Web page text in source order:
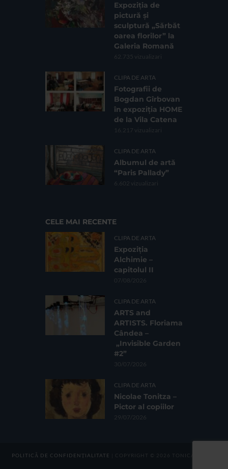
Expoziția de
pictură și
sculptură „Sărbăt
oarea florilor” la
Galeria Romană
62.735 vizualizari
CLIPA DE ARTA
Fotografii de
Bogdan Gîrbovan
în expoziția HOME
de la Vila Catena
16.217 vizualizari
CLIPA DE ARTA
Albumul de artă
“Paris Pallady”
6.602 vizualizari
CELE MAI RECENTE
CLIPA DE ARTA
Expoziția
Alchimie –
capitolul II
07/08/2026
CLIPA DE ARTA
ARTS and
ARTISTS. Floriama
Cândea –
„Invisible Garden
#2”
30/07/2026
CLIPA DE ARTA
Nicolae Tonitza –
Pictor al copiilor
29/07/2026
POLITICĂ DE CONFIDENȚIALITATE | COPYRIGHT © 2026 TONICA GROUP